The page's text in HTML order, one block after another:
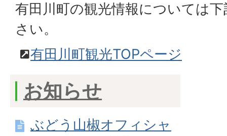
有田川町の観光情報については
さい。
有田川町観光TOPページ
お知らせ
ぶどう山椒オフィシャ